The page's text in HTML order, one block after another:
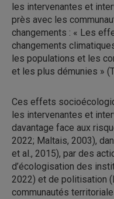
les intervenantes et
près avec les
changements : « Les
changements
les populations et les
et les plus démunies »
Ces effets
les intervenantes et
davantage face aux
2022; Maltais, 2003),
et al., 2015), par des
d’écologisation des
2022) et de politisation
communautés